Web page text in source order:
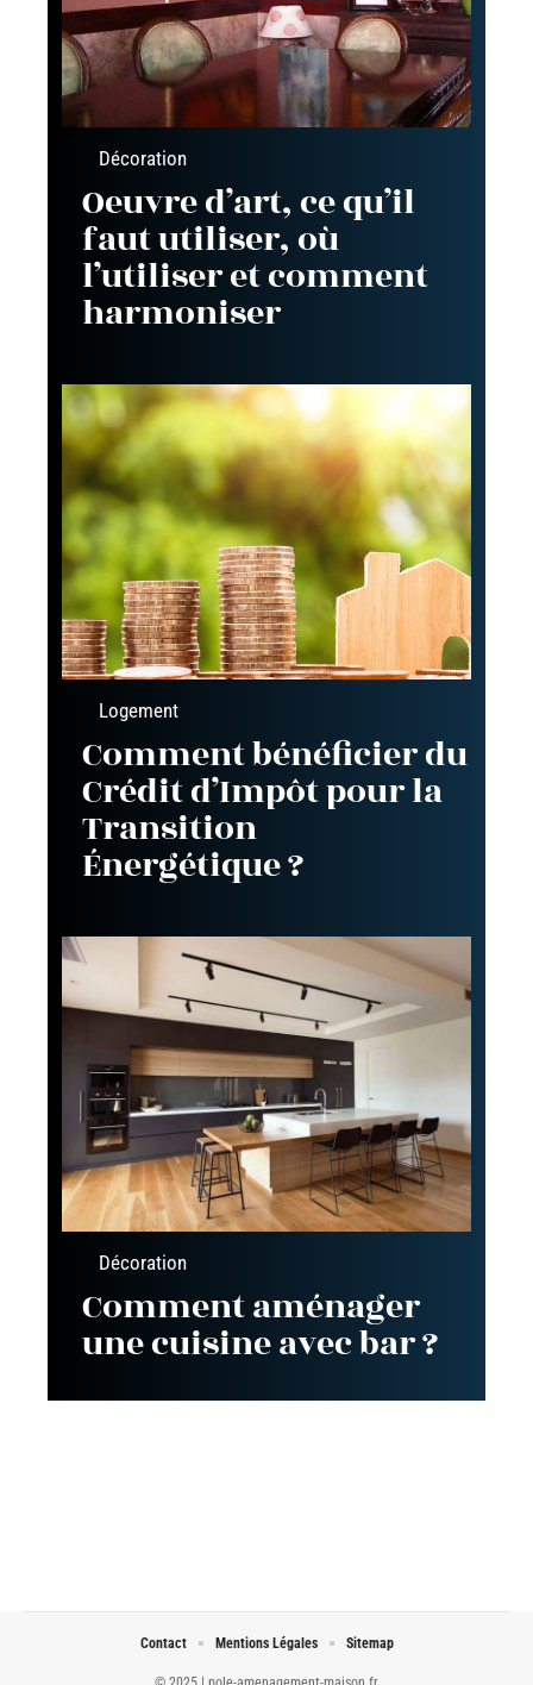
Décoration
Oeuvre d’art, ce qu’il
faut utiliser, où
l’utiliser et comment
harmoniser
Logement
Comment bénéficier du
Crédit d’Impôt pour la
Transition
Énergétique ?
Décoration
Comment aménager
une cuisine avec bar ?
Contact Mentions Légales Sitemap